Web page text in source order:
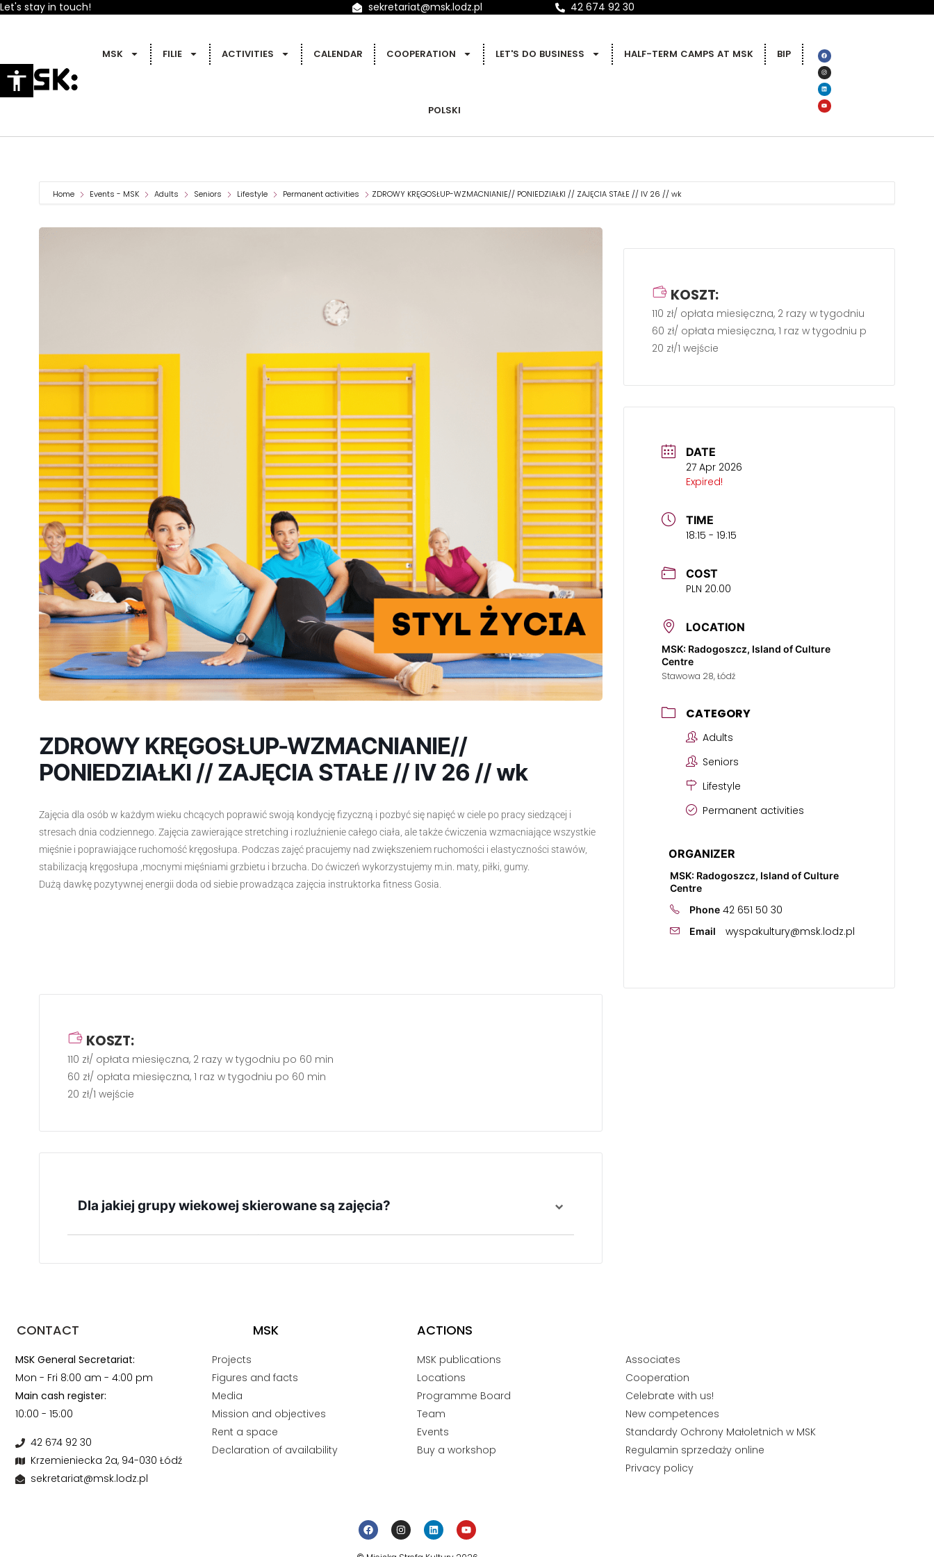
Let's stay in touch! sekretariat@msk.lodz.pl 42 674 92 30
MSK FILIE ACTIVITIES CALENDAR COOPERATION LET'S DO BUSINESS HALF-TERM CAMPS AT MSK BIP
POLSKI
Home Events - MSK Adults Seniors Lifestyle Permanent activities ZDROWY KRĘGOSŁUP-WZMACNIANIE// PONIEDZIAŁKI // ZAJĘCIA STAŁE // IV 26 // wk
ZDROWY KRĘGOSŁUP-WZMACNIANIE//
PONIEDZIAŁKI // ZAJĘCIA STAŁE // IV 26 // wk
Zajęcia dla osób w każdym wieku chcących poprawić swoją kondycję fizyczną i pozbyć się napięć w ciele po pracy siedzącej i
stresach dnia codziennego. Zajęcia zawierające stretching i rozluźnienie całego ciała, ale także ćwiczenia wzmacniające wszystkie
mięśnie i poprawiające ruchomość kręgosłupa. Podczas zajęć pracujemy nad zwiększeniem ruchomości i elastyczności stawów,
stabilizacją kręgosłupa ,mocnymi mięśniami grzbietu i brzucha. Do ćwiczeń wykorzystujemy m.in. maty, piłki, gumy.
Dużą dawkę pozytywnej energii doda od siebie prowadząca zajęcia instruktorka fitness Gosia.
KOSZT:
110 zł/ opłata miesięczna, 2 razy w tygodniu po 60 min
60 zł/ opłata miesięczna, 1 raz w tygodniu po 60 min
20 zł/1 wejście
Dla jakiej grupy wiekowej skierowane są zajęcia?
Zajęcia skierowane są dla uczestników powyżej 18 r. ż.
DATE
27 Apr 2026
Expired!
TIME
18:15 - 19:15
COST
PLN 20.00
LOCATION
MSK: Radogoszcz, Island of Culture
Centre
Stawowa 28, Łódź
CATEGORY
Adults
Seniors
Lifestyle
Permanent activities
ORGANIZER
MSK: Radogoszcz, Island of Culture
Centre
Phone 42 651 50 30
Email wyspakultury@msk.lodz.pl
KOSZT:
110 zł/ opłata miesięczna, 2 razy w tygodniu po 60 min
60 zł/ opłata miesięczna, 1 raz w tygodniu po 60 min
20 zł/1 wejście
CONTACT MSK ACTIONS
MSK General Secretariat:
Mon - Fri 8:00 am - 4:00 pm
Main cash register:
10:00 - 15:00
42 674 92 30
Krzemieniecka 2a, 94-030 Łódź
sekretariat@msk.lodz.pl
Projects
Figures and facts
Media
Mission and objectives
Rent a space
Declaration of availability
MSK publications
Locations
Programme Board
Team
Events
Buy a workshop
Associates
Cooperation
Celebrate with us!
New competences
Standardy Ochrony Małoletnich w MSK
Regulamin sprzedaży online
Privacy policy